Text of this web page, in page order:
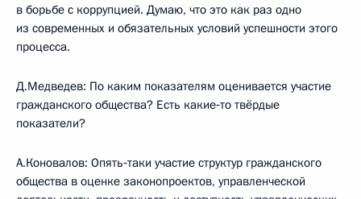
в борьбе с коррупцией. Думаю, что это как раз одно
из современных и обязательных условий успешности этого
процесса.
Д.Медведев: По каким показателям оценивается участие
гражданского общества? Есть какие‑то твёрдые
показатели?
А.Коновалов: Опять‑таки участие структур гражданского
общества в оценке законопроектов, управленческой